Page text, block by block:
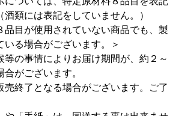
酒類には表記をしていません。）
目が使用されていない商品でも、製
いる場合がございます。＞
の事情によりお届け期間が、約２～
合がございます。
終了となる場合がございます。ご了